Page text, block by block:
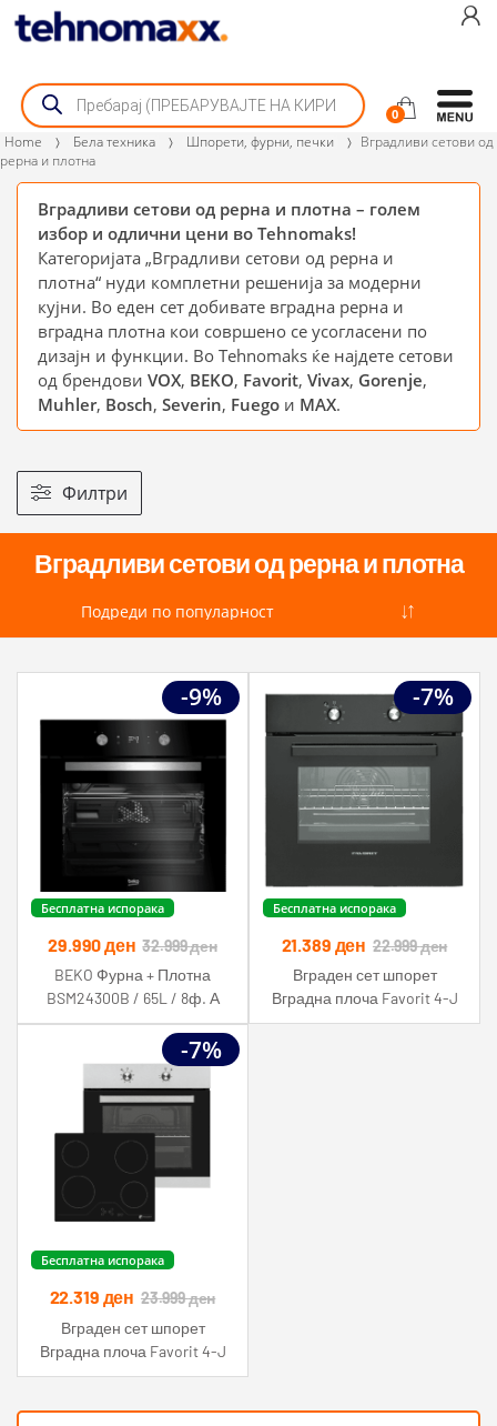
Skip
Skip
Products
search
0
Home Бела техника Шпорети, фурни, печки
Вградливи сетови од
рерна и плотна
Вградливи сетови од рерна и плотна – голем
избор и одлични цени во Tehnomaks!
Категоријата „Вградливи сетови од рерна и
плотна“ нуди комплетни решенија за модерни
кујни. Во еден сет добивате вградна рерна и
вградна плотна кои совршено се усогласени по
дизајн и функции. Во Tehnomaks ќе најдете сетови
од брендови VOX, BEKO, Favorit, Vivax, Gorenje,
Muhler, Bosch, Severin, Fuego и MAX.
Филтри
Вградливи сетови од рерна и плотна
-9%
Бесплатна испорака
29.990 ден 32.999ден
BEKO Фурна + Плотна
BSM24300B / 65L / 8ф. А
-7%
Бесплатна испорака
21.389 ден 22.999ден
Вграден сет шпорет
Вградна плоча Favorit 4-J
Black
-7%
Бесплатна испорака
22.319 ден 23.999ден
Вграден сет шпорет
Вградна плоча Favorit 4-J
Inox